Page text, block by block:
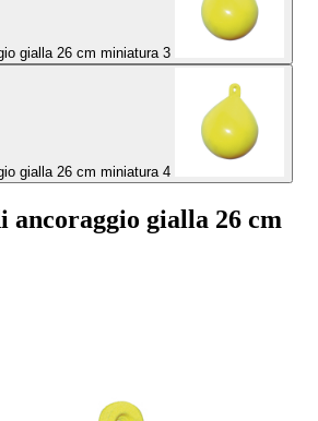
Talamex boa di ancoraggio gialla 26 cm miniatura 3
Talamex boa di ancoraggio gialla 26 cm miniatura 4
ancoraggio gialla 26 cm